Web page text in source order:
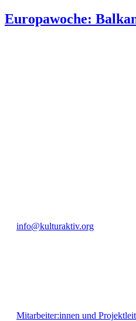
Europawoche:
info@kulturaktiv.org
Mitarbeiter:innen und